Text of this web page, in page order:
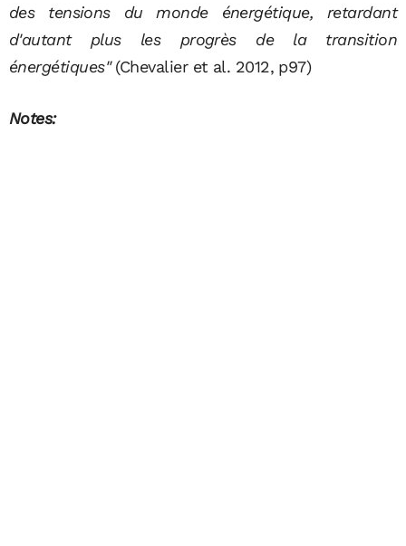
des tensions du monde énergétique, retardant
d'autant plus les progrès de la transition
énergétiques"(Chevalier et al. 2012, p97)
Notes: